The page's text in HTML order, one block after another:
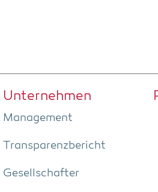
Unter­neh­men
Manage­ment
Trans­pa­renz­be­richt
Gesell­schaf­ter